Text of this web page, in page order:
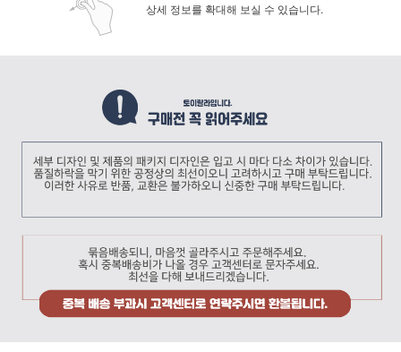
상세 정보를 확대해 보실 수 있습니다.